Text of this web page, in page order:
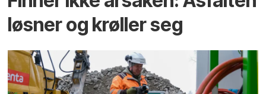
løsner og krøller seg